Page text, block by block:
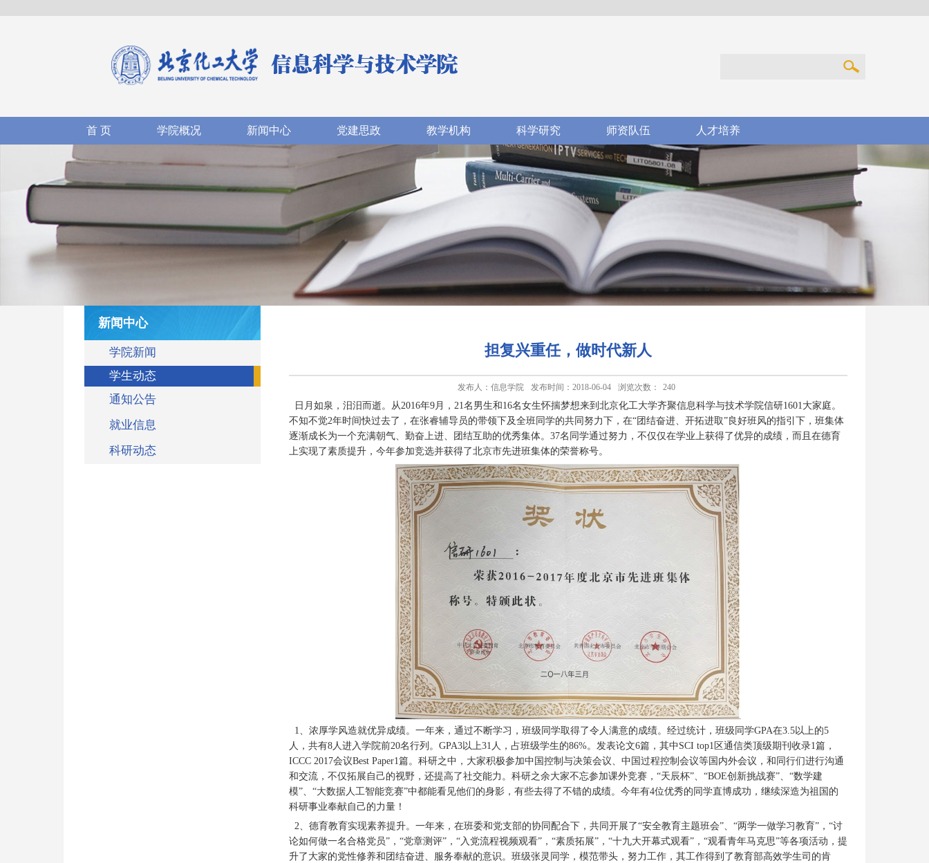
首 页 学院概况 新闻中心 党建思政 教学机构 科学研究 师资队伍 人才培养
新闻中心
学院新闻
学生动态
通知公告
就业信息
科研动态
担复兴重任，做时代新人
发布人：信息学院 发布时间：2018-06-04 浏览次数： 240
日月如泉，汨汨而逝。从2016年9月，21名男生和16名女生怀揣梦想来到北京化工大学齐聚信息科学与技术学院信研1601大家庭。
不知不觉2年时间快过去了，在张睿辅导员的带领下及全班同学的共同努力下，在“团结奋进、开拓进取”良好班风的指引下，班集体
逐渐成长为一个充满朝气、勤奋上进、团结互助的优秀集体。37名同学通过努力，不仅仅在学业上获得了优异的成绩，而且在德育
上实现了素质提升，今年参加竞选并获得了北京市先进班集体的荣誉称号。
1、浓厚学风造就优异成绩。一年来，通过不断学习，班级同学取得了令人满意的成绩。经过统计，班级同学GPA在3.5以上的5
人，共有8人进入学院前20名行列。GPA3以上31人，占班级学生的86%。发表论文6篇，其中SCI top1区通信类顶级期刊收录1篇，
ICCC 2017会议Best Paper1篇。科研之中，大家积极参加中国控制与决策会议、中国过程控制会议等国内外会议，和同行们进行沟通
和交流，不仅拓展自己的视野，还提高了社交能力。科研之余大家不忘参加课外竞赛，“天辰杯”、“BOE创新挑战赛”、“数学建
模”、“大数据人工智能竞赛”中都能看见他们的身影，有些去得了不错的成绩。今年有4位优秀的同学直博成功，继续深造为祖国的
科研事业奉献自己的力量！
2、德育教育实现素养提升。一年来，在班委和党支部的协同配合下，共同开展了“安全教育主题班会”、“两学一做学习教育”，“讨
论如何做一名合格党员”，“党章测评”，“入党流程视频观看”，“素质拓展”，“十九大开幕式观看”，“观看青年马克思”等各项活动，提
升了大家的党性修养和团结奋进、服务奉献的意识。班级张灵同学，模范带头，努力工作，其工作得到了教育部高效学生司的肯